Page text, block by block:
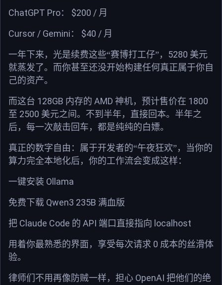
ChatGPT Pro： $200 / 月
Cursor / Gemini ： $40 / 月
一年下来，光是续费这些“赛博打工仔”， 5280 美元
就蒸发了。 而你甚至还没开始构建任何真正属于你自
己的资产。
而这台 128GB 内存的 AMD 神机，预计售价在 1800
至 2500 美元之间。不到半年，直接回本。 半年之
后，每一次敲击回车，都是纯纯的白嫖。
真正的数字自由：属于开发者的“午夜狂欢”，当你的
算力完全本地化后，你的工作流会变成这样：
一键安装 Ollama
免费下载 Qwen3 235B 满血版
把 Claude Code 的 API 端口直接指向 localhost
用着你最熟悉的界面，享受每次请求 0 成本的丝滑体
验。
律师们不用再像防贼一样，担心 OpenAI 把他们的绝